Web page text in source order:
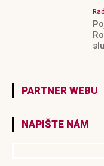
PARTNER WEBU
NAPIŠTE NÁM